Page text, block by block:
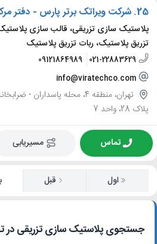
25. شرکت ویراتک برتر پارس - دفتر
پلاستیک سازی تزریقی، قالب سازی
تزریق پلاستیک، ربات تزریق پلاستیک
021-22883629
09121864989
info@viratechco.com
پلاک 28، واحد 7
تماس مسیریابی
اول قبل
جستجوی پلاستیک سازی تزریقی در